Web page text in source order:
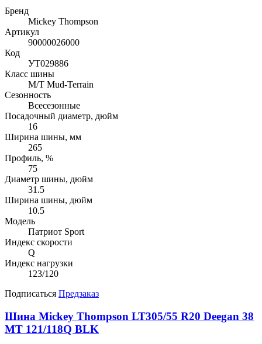
Бренд
Mickey Thompson
Артикул
90000026000
Код
УТ029886
Класс шины
M/T Mud-Terrain
Сезонность
Всесезонные
Посадочный диаметр, дюйм
16
Ширина шины, мм
265
Профиль, %
75
Диаметр шины, дюйм
31.5
Ширина шины, дюйм
10.5
Модель
Патриот Sport
Индекс скорости
Q
Индекс нагрузки
123/120
Подписаться Предзаказ
Шина Mickey Thompson LT305/55 R20 Deegan 38
MT 121/118Q BLK